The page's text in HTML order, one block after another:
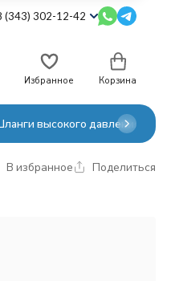
(343) 302-12-42
Избранное Корзина
высокого давления
В избранное Поделиться